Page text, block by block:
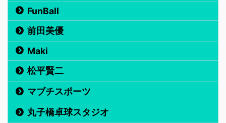
FunBall
前田美優
Maki
松平賢二
マブチスポーツ
丸子橋卓球スタジオ